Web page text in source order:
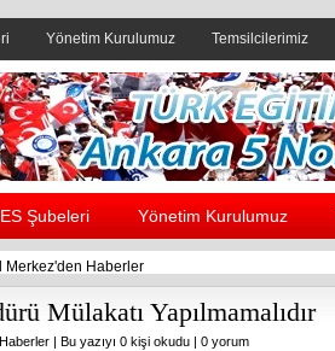
Yönetim Kurulumuz Temsilcilerimiz
yanı reklam alanı
Şubeleri Yönetim Kurulumuz
Merkez'den Haberler
Mülakatı Yapılmamalıdır
| Bu yazıyı 0 kişi okudu | 0 yorum